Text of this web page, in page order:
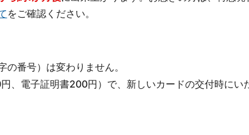
をご確認ください。
番号）は変わりません。
電子証明書200円）で、新しいカードの交付時にい